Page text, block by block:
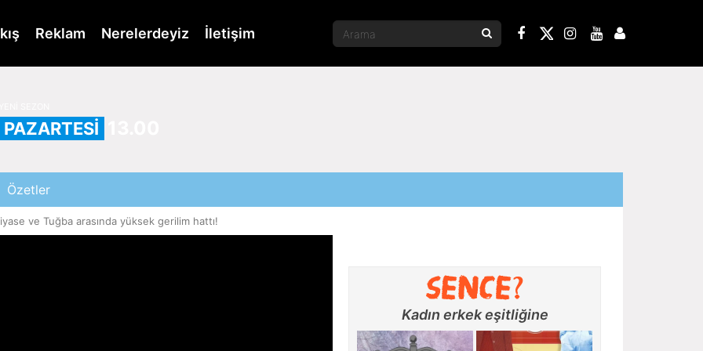
Reklam Nerelerdeyiz İletişim
PAZARTESİ
Özetler
ve Tuğba arasında yüksek gerilim hattı!
Kadın erkek eşitliğine